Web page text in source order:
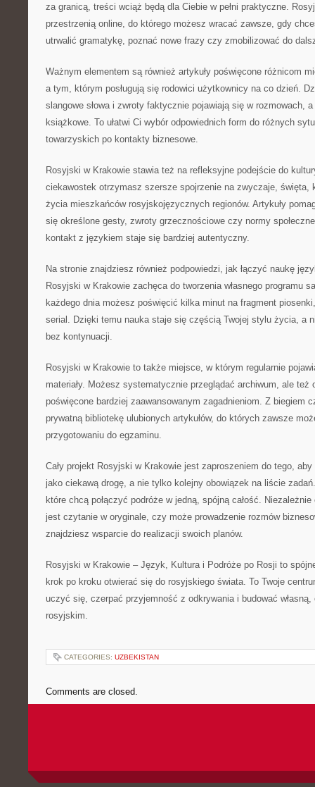
za granicą, treści wciąż będą dla Ciebie w pełni praktyczne.
przestrzenią online, do którego możesz wracać zawsze, gdy
utrwalić gramatykę, poznać nowe frazy czy zmobilizować do
Ważnym elementem są również artykuły poświęcone różnicom
a tym, którym posługują się rodowici użytkownicy na co dzień.
slangowe słowa i zwroty faktycznie pojawiają się w rozmowach,
książkowe. To ułatwi Ci wybór odpowiednich form do różnych
towarzyskich po kontakty biznesowe.
Rosyjski w Krakowie stawia też na refleksyjne podejście do
ciekawostek otrzymasz szersze spojrzenie na zwyczaje,
życia mieszkańców rosyjskojęzycznych regionów. Artykuły
się określone gesty, zwroty grzecznościowe czy normy
kontakt z językiem staje się bardziej autentyczny.
Na stronie znajdziesz również podpowiedzi, jak łączyć naukę
Rosyjski w Krakowie zachęca do tworzenia własnego programu
każdego dnia możesz poświęcić kilka minut na fragment
serial. Dzięki temu nauka staje się częścią Twojej stylu życia, a
bez kontynuacji.
Rosyjski w Krakowie to także miejsce, w którym regularnie
materiały. Możesz systematycznie przeglądać archiwum, ale też
poświęcone bardziej zaawansowanym zagadnieniom. Z biegiem
prywatną bibliotekę ulubionych artykułów, do których zawsze
przygotowaniu do egzaminu.
Cały projekt Rosyjski w Krakowie jest zaproszeniem do tego,
jako ciekawą drogę, a nie tylko kolejny obowiązek na liście
które chcą połączyć podróże w jedną, spójną całość.
jest czytanie w oryginale, czy może prowadzenie rozmów
znajdziesz wsparcie do realizacji swoich planów.
Rosyjski w Krakowie – Język, Kultura i Podróże po Rosji to
krok po kroku otwierać się do rosyjskiego świata. To Twoje
uczyć się, czerpać przyjemność z odkrywania i budować
rosyjskim.
CATEGORIES: UZBEKISTAN
Comments are closed.